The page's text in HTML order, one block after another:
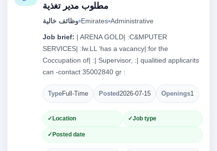
مطلوب مدير تغذية
وظائف خالية Emirates Administrative
Job brief: | ARENA GOLD| :C&MPUTER
SERVICES| :lw.LL ‘has a vacancy|:for the
Coccupation of| :| Supervisor, :| qualitied applicarits
can -contact 35002840 gr :
TypeFull-Time Posted2026-07-15 Openings1
Location Job type
Posted date